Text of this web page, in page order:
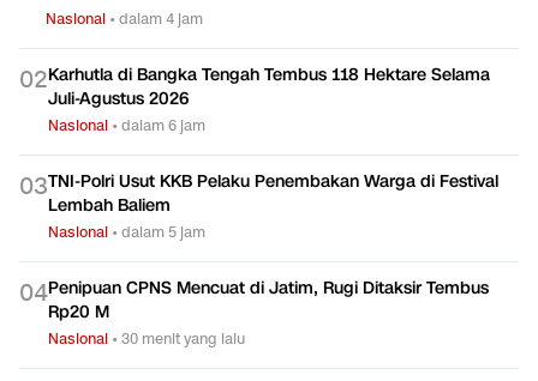
Nasional •dalam 4 jam
02Karhutla di Bangka Tengah Tembus 118 Hektare Selama
Juli-Agustus 2026
Nasional •dalam 6 jam
03TNI-Polri Usut KKB Pelaku Penembakan Warga di Festival
Lembah Baliem
Nasional •dalam 5 jam
04Penipuan CPNS Mencuat di Jatim, Rugi Ditaksir Tembus
Rp20 M
Nasional •30 menit yang lalu